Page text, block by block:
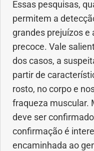
Essas pesquisas,
permitem a
grandes prejuízos e
precoce. Vale
dos casos, a
partir de
rosto, no corpo e
fraqueza muscular.
deve ser
confirmação é
encaminhada ao